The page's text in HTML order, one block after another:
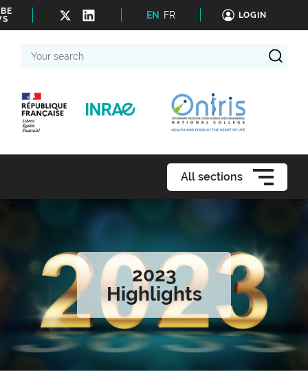
EN FR LOGIN
search
All sections
2023
Highlights